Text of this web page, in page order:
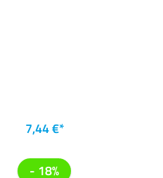
7,44 €*
- 18%